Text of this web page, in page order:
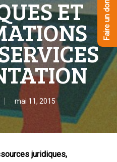
ET
mai 11, 2015
juridiques,
Faire un don